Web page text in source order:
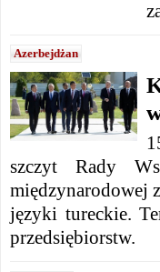
Azerbejdżan
szczyt Rady
międzynarodowej
języki tureckie.
przedsiębiorstw.